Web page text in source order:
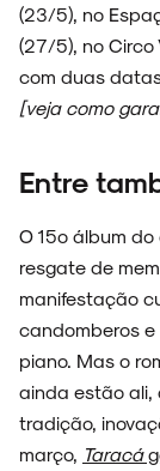
NOVIDADES
NOIZE RECORD
SOBRE
(23/5), no
(27/5), no Circo
com duas
[veja como
Entre
O 15º álbum
resgate de
manifestação
candomberos
piano. Mas o
ainda estão ali,
tradição,
março, Taracá